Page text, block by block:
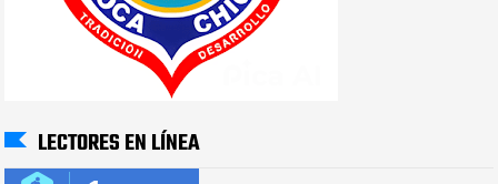
LECTORES EN LÍNEA